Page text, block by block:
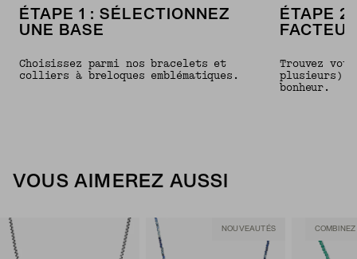
ÉTAPE 1 : SÉLECTIONNEZ
UNE BASE
Choisissez parmi nos bracelets et
colliers à breloques emblématiques.
ÉTAPE 2
Trouvez
plusieurs)
bonheur.
VOUS AIMEREZ AUSSI
NOUVEAUTÉS